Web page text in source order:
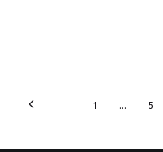
1 … 5